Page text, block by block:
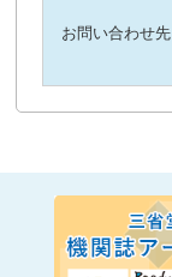
お問い合わせ先